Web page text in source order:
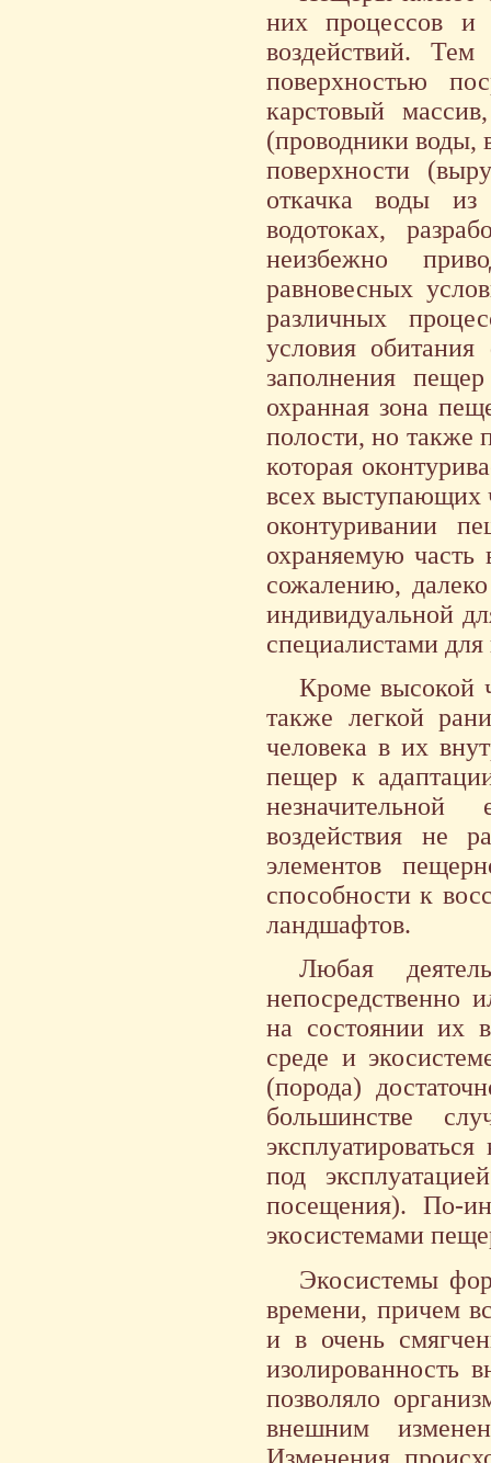
них процессов и
воздействий.
поверхностью
карстовый
(проводники воды,
поверхности
откачка воды из
водотоках,
неизбежно
равновесных
различных
условия
заполнения
охранная зона
полости, но также
которая
всех выступающих
оконтуривании
охраняемую часть
сожалению,
индивидуальной
специалистами для
Кроме высокой
также легкой
человека в их
пещер к
незначительной
воздействия не
элементов
способности к
ландшафтов.
Любая
непосредственно
на состоянии их
среде и
(порода)
большинстве
под
посещения). По-
экосистемами
Экосистемы
времени, причем
и в очень
изолированность
позволяло
внешним
Изменения,